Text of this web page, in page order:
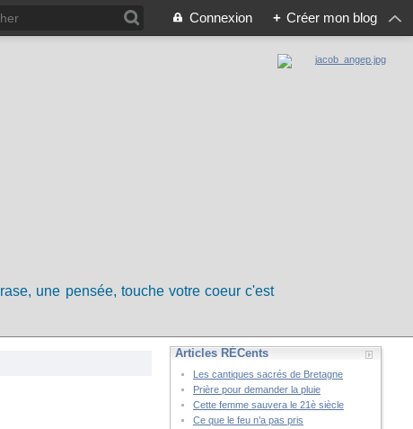
Connexion + Créer mon blog
une pensée, touche votre coeur c'est
Articles RÉCents
Les cantiques sacrés de Bretagne
Prière pour demander la pluie
Cette femme sauvera le 21è siècle
Ce que le feu n’a pas pris